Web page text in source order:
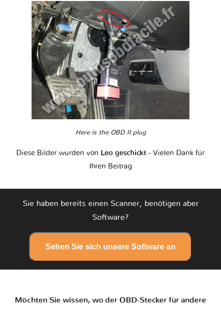
Here is the OBD II plug
Diese Bilder wurden von Leo geschickt - Vielen Dank für
Ihren Beitrag
Sie haben bereits einen Scanner, benötigen aber
Software?
Sehen Sie sich unsere Software an
Möchten Sie wissen, wo der OBD-Stecker für andere